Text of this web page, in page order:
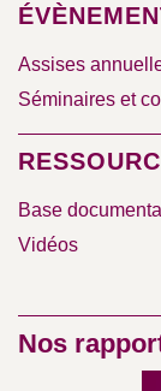
Assises
Séminaires et
Base
Vidéos
Nos